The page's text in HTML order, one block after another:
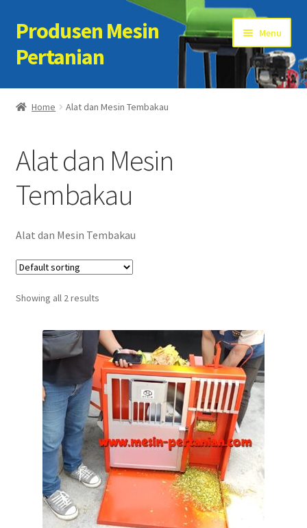
Skip
to
navigation
Skip
to
content
Produsen Mesin
Pertanian
Menu
Home
Cart
Checkout
Kontak Kami
My account
Sample Page
Home Alat dan Mesin Tembakau
Alat dan Mesin
Tembakau
Alat dan Mesin Tembakau
Showing all 2 results